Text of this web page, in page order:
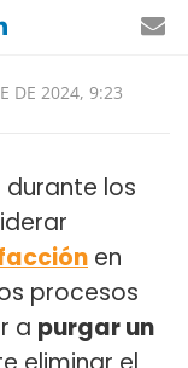
DE 2024, 9:23
durante los
en
procesos
a purgar un